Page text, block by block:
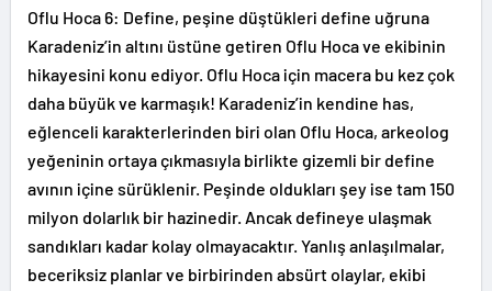
Oflu Hoca 6: Define, peşine düştükleri define uğruna
Karadeniz’in altını üstüne getiren Oflu Hoca ve ekibinin
hikayesini konu ediyor. Oflu Hoca için macera bu kez çok
daha büyük ve karmaşık! Karadeniz’in kendine has,
eğlenceli karakterlerinden biri olan Oflu Hoca, arkeolog
yeğeninin ortaya çıkmasıyla birlikte gizemli bir define
avının içine sürüklenir. Peşinde oldukları şey ise tam 150
milyon dolarlık bir hazinedir. Ancak defineye ulaşmak
sandıkları kadar kolay olmayacaktır. Yanlış anlaşılmalar,
beceriksiz planlar ve birbirinden absürt olaylar, ekibi